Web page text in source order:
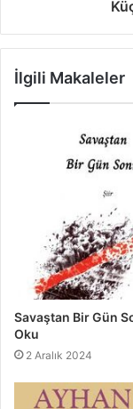
İlgili Makaleler
Savaştan Bir Gün
Oku
2 Aralık 2024